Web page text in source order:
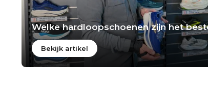
Welke hardloopschoenen zijn het
Bekijk artikel